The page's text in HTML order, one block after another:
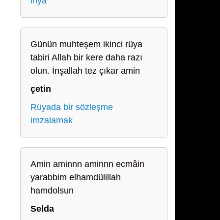
Günün muhteşem ikinci rüya
tabiri Allah bir kere daha razı
olun. İnşallah tez çıkar amin
çetin
Rüyada bir sözleşme
imzalamak
Amin aminnn aminnn ecmâin
yarabbim elhamdülillah
hamdolsun
Selda